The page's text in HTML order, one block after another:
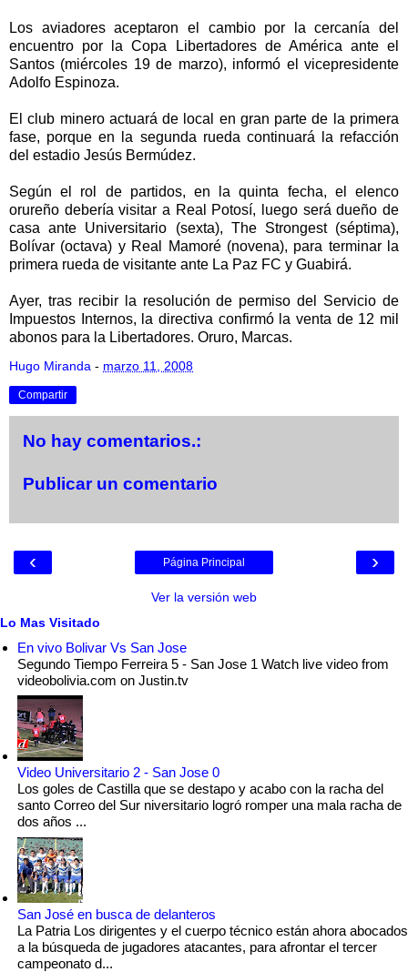
Los aviadores aceptaron el cambio por la cercanía del
encuentro por la Copa Libertadores de América ante el
Santos (miércoles 19 de marzo), informó el vicepresidente
Adolfo Espinoza.
El club minero actuará de local en gran parte de la primera
fase, porque en la segunda rueda continuará la refacción
del estadio Jesús Bermúdez.
Según el rol de partidos, en la quinta fecha, el elenco
orureño debería visitar a Real Potosí, luego será dueño de
casa ante Universitario (sexta), The Strongest (séptima),
Bolívar (octava) y Real Mamoré (novena), para terminar la
primera rueda de visitante ante La Paz FC y Guabirá.
Ayer, tras recibir la resolución de permiso del Servicio de
Impuestos Internos, la directiva confirmó la venta de 12 mil
abonos para la Libertadores. Oruro, Marcas.
Hugo Miranda - marzo 11, 2008
Compartir
No hay comentarios.:
Publicar un comentario
‹ ›
Página Principal
Ver la versión web
Lo Mas Visitado
En vivo Bolivar Vs San Jose
Segundo Tiempo Ferreira 5 - San Jose 1 Watch live video from
videobolivia.com on Justin.tv
Video Universitario 2 - San Jose 0
Los goles de Castilla que se destapo y acabo con la racha del
santo Correo del Sur niversitario logró romper una mala racha de
dos años ...
San José en busca de delanteros
La Patria Los dirigentes y el cuerpo técnico están ahora abocados
a la búsqueda de jugadores atacantes, para afrontar el tercer
campeonato d...